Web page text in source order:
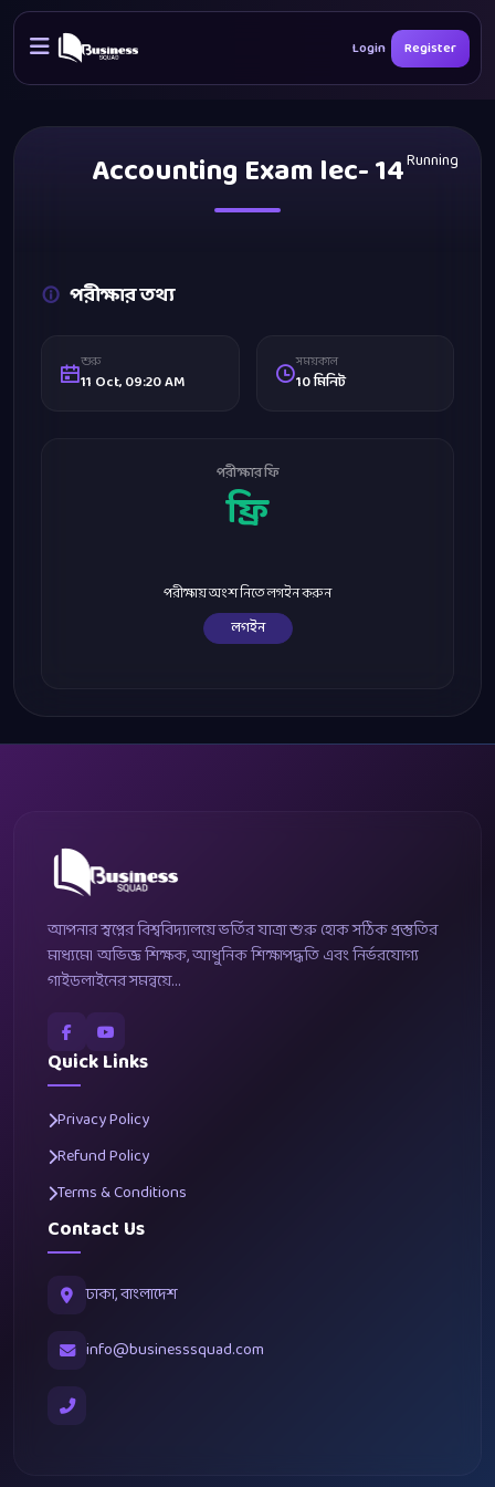
Login Register
Running
Accounting Exam lec- 14
পরীক্ষার তথ্য
শুরু
11 Oct, 09:20 AM
সময়কাল
10 মিনিট
পরীক্ষার ফি
ফ্রি
পরীক্ষায় অংশ নিতে লগইন করুন
লগইন
আপনার স্বপ্নের বিশ্ববিদ্যালয়ে ভর্তির যাত্রা শুরু হোক সঠিক প্রস্তুতির
মাধ্যমে। অভিজ্ঞ শিক্ষক, আধুনিক শিক্ষাপদ্ধতি এবং নির্ভরযোগ্য
গাইডলাইনের সমন্বয়ে...
Quick Links
Privacy Policy
Refund Policy
Terms & Conditions
Contact Us
ঢাকা, বাংলাদেশ
info@businesssquad.com